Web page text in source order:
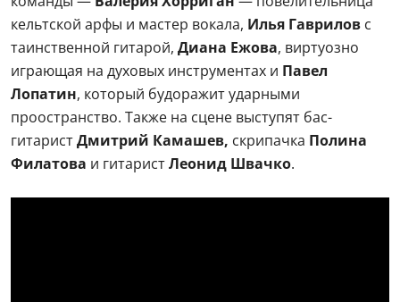
кельтской арфы и мастер вокала, Илья Гаврилов с
таинственной гитарой, Диана Ежова, виртуозно
играющая на духовых инструментах и Павел
Лопатин, который будоражит ударными
проостранство. Также на сцене выступят бас-
гитаристДмитрий Камашев, скрипачка Полина
Филатова и гитаристЛеонид Швачко.